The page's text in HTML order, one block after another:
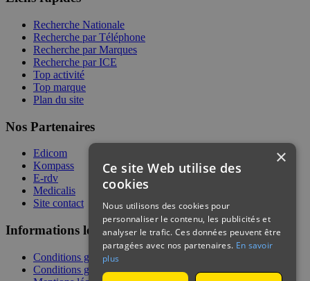
Recherche Nationale
Recherche par Téléphone
Recherche par Marques
Recherche par ICE
Top activité
Top marque
Plan du site
Nos Partenaires
Edicom
Kompass
E-rdv
Medicalis
Site contact
Informations légales
Conditions générales de services
Conditions générales de vente
×
Ce site Web utilise des
cookies
Nous utilisons des cookies pour
personnaliser le contenu, les publicités et
analyser le trafic. Ces données peuvent être
partagées avec nos partenaires. En savoir
plus